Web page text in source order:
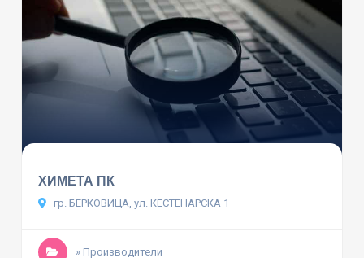
ХИМЕТА ПК
гр. БЕРКОВИЦА, ул. КЕСТЕНАРСКА 1
» Производители